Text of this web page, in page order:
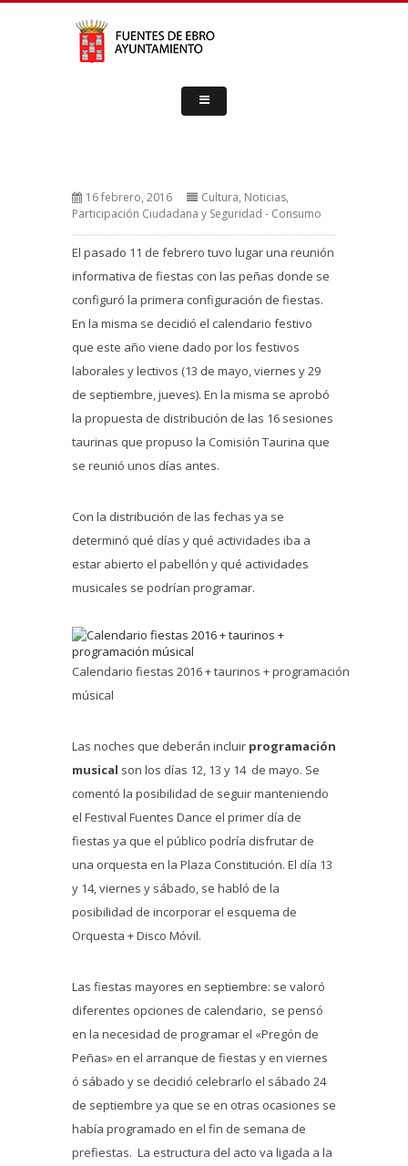
16 febrero, 2016 Cultura, Noticias,
Participación Ciudadana y Seguridad - Consumo
El pasado 11 de febrero tuvo lugar una reunión
informativa de fiestas con las peñas donde se
configuró la primera configuración de fiestas.
En la misma se decidió el calendario festivo
que este año viene dado por los festivos
laborales y lectivos (13 de mayo, viernes y 29
de septiembre, jueves). En la misma se aprobó
la propuesta de distribución de las 16 sesiones
taurinas que propuso la Comisión Taurina que
se reunió unos días antes.
Con la distribución de las fechas ya se
determinó qué días y qué actividades iba a
estar abierto el pabellón y qué actividades
musicales se podrían programar.
Calendario fiestas 2016 + taurinos + programación
músical
Las noches que deberán incluir programación
musical son los días 12, 13 y 14 de mayo. Se
comentó la posibilidad de seguir manteniendo
el Festival Fuentes Dance el primer día de
fiestas ya que el público podría disfrutar de
una orquesta en la Plaza Constitución. El día 13
y 14, viernes y sábado, se habló de la
posibilidad de incorporar el esquema de
Orquesta + Disco Móvil.
Las fiestas mayores en septiembre: se valoró
diferentes opciones de calendario, se pensó
en la necesidad de programar el «Pregón de
Peñas» en el arranque de fiestas y en viernes
ó sábado y se decidió celebrarlo el sábado 24
de septiembre ya que se en otras ocasiones se
había programado en el fin de semana de
prefiestas. La estructura del acto va ligada a la